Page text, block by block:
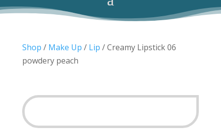
Shop / Make Up / Lip / Creamy Lipstick 06
powdery peach